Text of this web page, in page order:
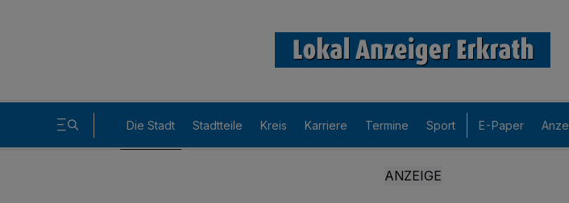
Die Stadt Stadtteile Kreis Karriere Termine Sport E-Paper